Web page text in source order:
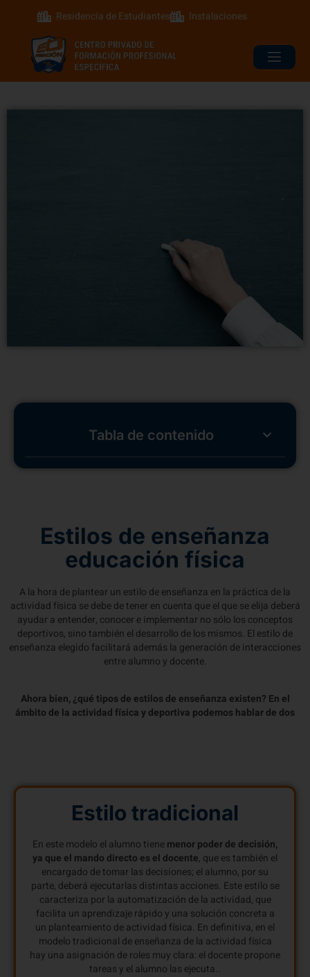
Residencia de Estudiantes Instalaciones
Tabla de contenido
Estilos de enseñanza
educación física
A la hora de plantear un estilo de enseñanza en la práctica de la
actividad física se debe de tener en cuenta que el que se elija deberá
ayudar a entender, conocer e implementar no sólo los conceptos
deportivos, sino también el desarrollo de los mismos. El estilo de
enseñanza elegido facilitará además la generación de interacciones
entre alumno y docente.
Ahora bien, ¿qué tipos de estilos de enseñanza existen? En el
ámbito de la actividad física y deportiva podemos hablar de dos
Estilo tradicional
En este modelo el alumno tienemenor poder de decisión,
ya que el mando directo es el docente, que es también el
encargado de tomar las decisiones; el alumno, por su
parte, deberá ejecutarlas distintas acciones. Este estilo se
caracteriza por la automatización de la actividad, que
facilita un aprendizaje rápido y una solución concreta a
un planteamiento de actividad física. En definitiva, en el
modelo tradicional de enseñanza de la actividad física
hay una asignación de roles muy clara: el docente propone
tareas y el alumno las ejecuta..